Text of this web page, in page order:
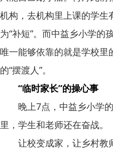
机构，去机构里上课的学生
为“补短”。而中益乡小学的
唯一能够依靠的就是学校
的“摆渡人”。
“临时家长”的操心事
晚上7点，中益乡小学的
里，学生和老师还在奋战。
让校变成家，让乡村教